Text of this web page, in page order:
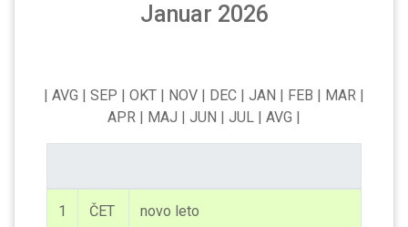
Januar 2026
| AVG | SEP | OKT | NOV | DEC | JAN | FEB | MAR |
APR | MAJ | JUN | JUL | AVG |
1 ČET novo leto